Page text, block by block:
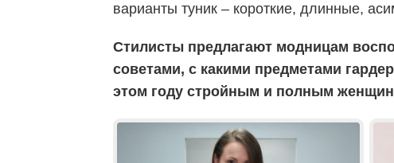
варианты туник – короткие, длинные,
Стилисты предлагают модницам
советами, с какими предметами
этом году стройным и полным